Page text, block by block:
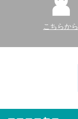
こちらから